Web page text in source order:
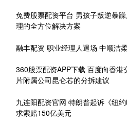
免费股票配资平台 男孩子叛逆暴
理的全方位解决方案
融丰配资 职业经理人退场 中顺洁
360股票配资APP下载 百度向香港
片附属公司昆仑芯的分拆建议
九连阳配资官网 特朗普起诉《纽
求索赔150亿美元